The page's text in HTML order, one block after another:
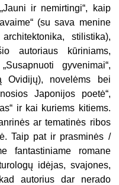
ir nemirtingi“, kaip
(su sava menine
stilistika),
autoriaus kūriniams,
gyvenimai“,
Ovidijų), novelėms bei
Japonijos poetė“,
ir kai kuriems kitiems.
ar tematinės ribos
Taip pat ir prasminės /
fantastiniame romane
idėjas, svajones,
autorius dar nerado